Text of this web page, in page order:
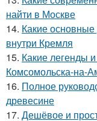
найти в Москве
14. Какие основные
внутри Кремля
15. Какие легенды
Комсомольска-на-
16. Полное
древесине
17. Дешёвое и